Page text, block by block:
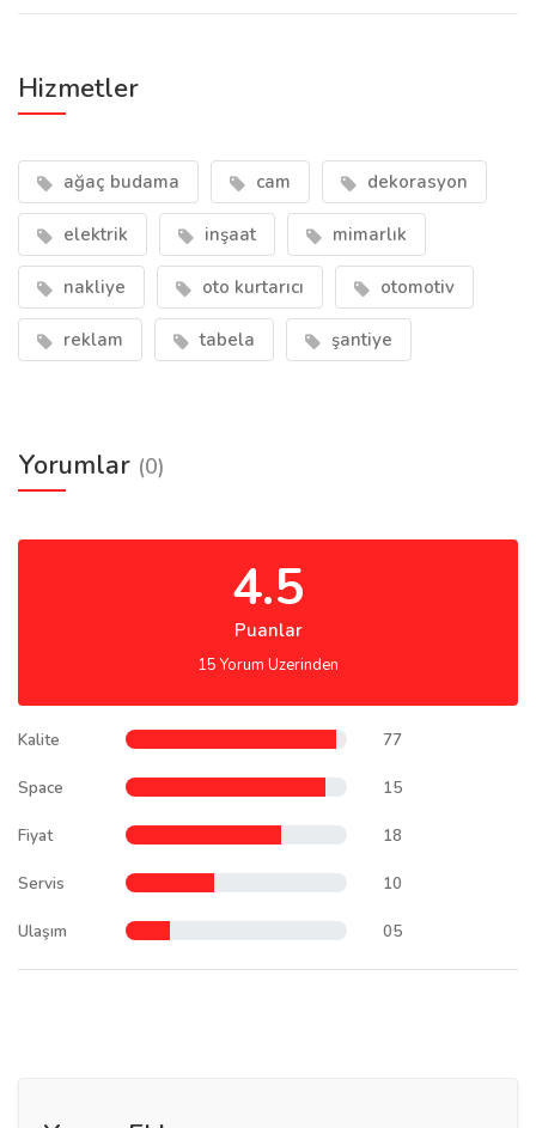
Hizmetler
ağaç budama cam dekorasyon
elektrik inşaat mimarlık
nakliye oto kurtarıcı otomotiv
reklam tabela şantiye
Yorumlar (0)
4.5
Puanlar
15 Yorum Uzerinden
Kalite 77
Space 15
Fiyat 18
Servis 10
Ulaşım 05